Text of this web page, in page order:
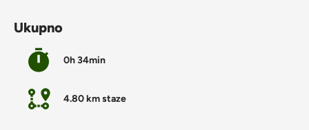
Ukupno
0h 34min
4.80 km staze